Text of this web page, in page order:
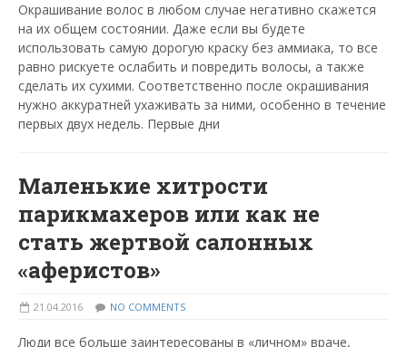
Окрашивание волос в любом случае негативно скажется
на их общем состоянии. Даже если вы будете
использовать самую дорогую краску без аммиака, то все
равно рискуете ослабить и повредить волосы, а также
сделать их сухими. Соответственно после окрашивания
нужно аккуратней ухаживать за ними, особенно в течение
первых двух недель. Первые дни
Маленькие хитрости
парикмахеров или как не
стать жертвой салонных
«аферистов»
21.04.2016 NO COMMENTS
Люди все больше заинтересованы в «личном» враче,